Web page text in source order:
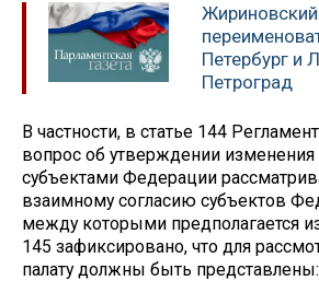
Петербург и
Петроград
В частности, в статье 144
вопрос об утверждении
субъектами Федерации
взаимному согласию субъектов
между которыми предполагается
145 зафиксировано, что для
палату должны быть представлены: